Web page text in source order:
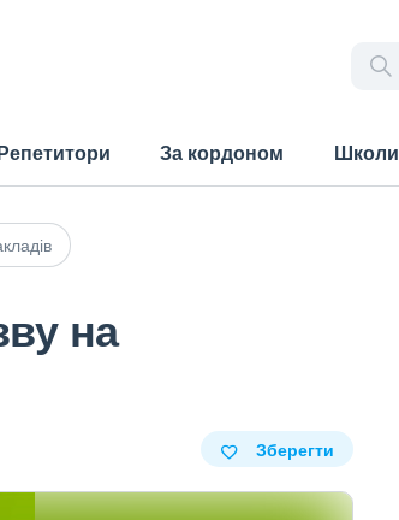
За кордоном Школи
на
Зберегти